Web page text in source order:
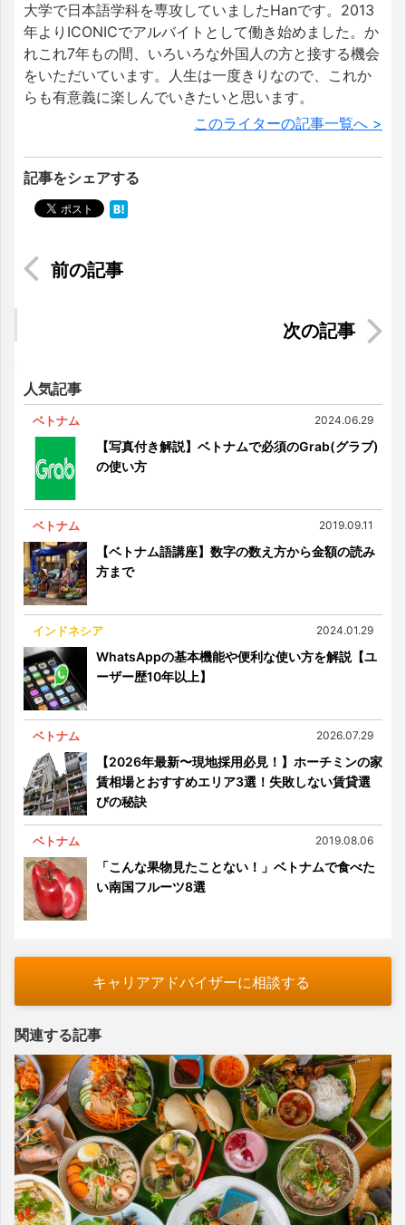
大学で日本語学科を専攻していましたHanです。2013
年よりICONICでアルバイトとして働き始めました。か
れこれ7年もの間、いろいろな外国人の方と接する機会
をいただいています。人生は一度きりなので、これか
らも有意義に楽しんでいきたいと思います。
このライターの記事一覧へ >
記事をシェアする
【2022年版】マレーシアの物価＆生活情報②（医
激安でマレーシア発の航空券やツアーを購入！旅
人気記事
ベトナム 2024.06.29
【写真付き解説】ベトナムで必須のGrab(グラブ)
の使い方
ベトナム 2019.09.11
【ベトナム語講座】数字の数え方から金額の読み
方まで
インドネシア 2024.01.29
WhatsAppの基本機能や便利な使い方を解説【ユ
ーザー歴10年以上】
ベトナム 2026.07.29
【2026年最新〜現地採用必見！】ホーチミンの家
賃相場とおすすめエリア3選！失敗しない賃貸選
びの秘訣
ベトナム 2019.08.06
「こんな果物見たことない！」ベトナムで食べた
い南国フルーツ8選
キャリアアドバイザーに相談する
関連する記事